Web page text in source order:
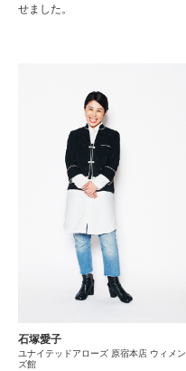
せました。
石塚愛子
ユナイテッドアローズ 原宿本店 ウィメン
ズ館